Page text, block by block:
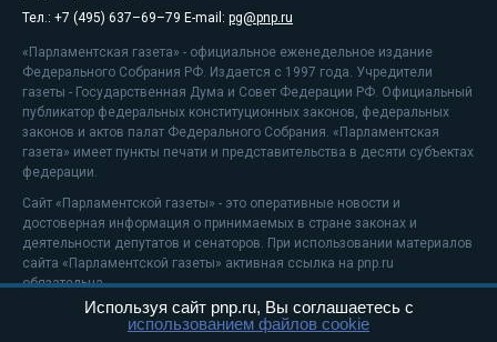
Тел.: +7 (495) 637–69–79 E-mail: pg@pnp.ru
«Парламентская газета» - официальное еженедельное издание
Федерального Собрания РФ. Издается с 1997 года. Учредители
газеты - Государственная Дума и Совет Федерации РФ. Официальный
публикатор федеральных конституционных законов, федеральных
законов и актов палат Федерального Собрания. «Парламентская
газета» имеет пункты печати и представительства в десяти субъектах
федерации.
Сайт «Парламентской газеты» - это оперативные новости и
достоверная информация о принимаемых в стране законах и
деятельности депутатов и сенаторов. При использовании материалов
сайта «Парламентской газеты» активная ссылка на pnp.ru
обязательна.
На информационном ресурсе применяютсярекомендательные
Используя сайт pnp.ru, Вы соглашаетесь с
использованием файлов cookie